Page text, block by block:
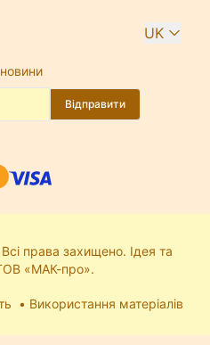
UK
Відправити
права захищено. Ідея та
«МАК-про».
Використання матеріалів